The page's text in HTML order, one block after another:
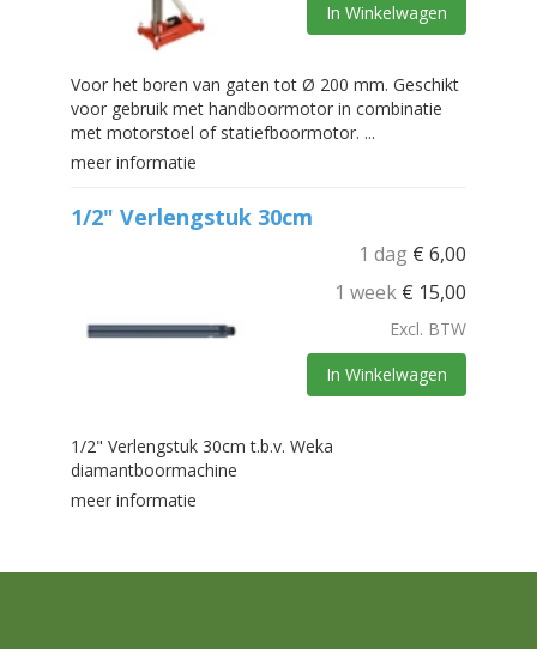
In Winkelwagen
Voor het boren van gaten tot Ø 200 mm. Geschikt
voor gebruik met handboormotor in combinatie
met motorstoel of statiefboormotor. ...
meer informatie
1/2" Verlengstuk 30cm
1 dag € 6,00
1 week € 15,00
Excl. BTW
In Winkelwagen
1/2" Verlengstuk 30cm t.b.v. Weka
diamantboormachine
meer informatie